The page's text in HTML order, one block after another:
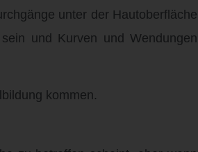
unter der Hautoberfläche
und Kurven und Wendungen
kommen.